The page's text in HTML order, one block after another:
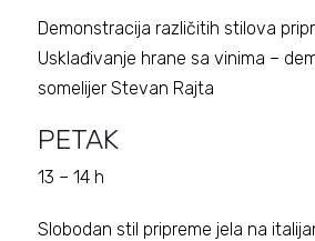
Demonstracija različitih stilova
Usklađivanje hrane sa vinima –
somelijer Stevan Rajta
PETAK
13 – 14 h
Slobodan stil pripreme jela na